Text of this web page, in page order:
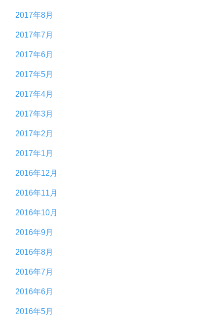
2017年8月
2017年7月
2017年6月
2017年5月
2017年4月
2017年3月
2017年2月
2017年1月
2016年12月
2016年11月
2016年10月
2016年9月
2016年8月
2016年7月
2016年6月
2016年5月